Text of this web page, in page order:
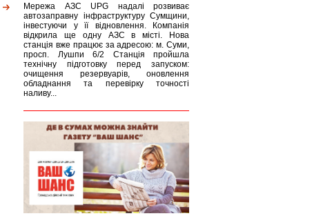
Мережа АЗС UPG надалі розвиває
автозаправну інфраструктуру Сумщини,
інвестуючи у її відновлення. Компанія
відкрила ще одну АЗС в місті. Нова
станція вже працює за адресою: м. Суми,
просп. Лушпи 6/2 Станція пройшла
технічну підготовку перед запуском:
очищення резервуарів, оновлення
обладнання та перевірку точності
наливу...